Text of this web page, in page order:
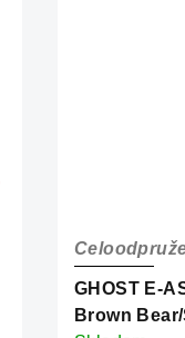
GHOST E-
Brown